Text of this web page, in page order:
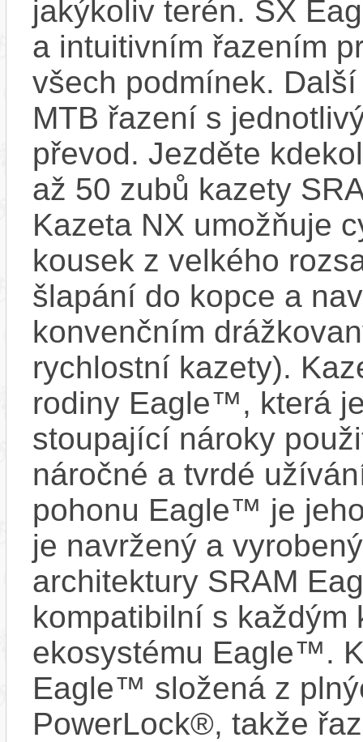
jakýkoliv terén. SX
a intuitivním řazením
všech podmínek.
MTB řazení s
převod. Jezděte
až 50 zubů kazety
Kazeta NX umožňuje
kousek z velkého
šlapání do kopce a
konvenčním
rychlostní kazety).
rodiny Eagle™, která
stoupající nároky
náročné a tvrdé
pohonu Eagle™ je
je navržený a
architektury SRAM
kompatibilní s každým
ekosystému Eagle™.
Eagle™ složená z
PowerLock®, takže